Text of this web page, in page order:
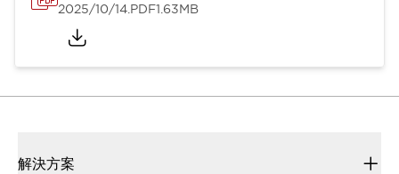
2025/10/14.PDF1.63MB
解決方案